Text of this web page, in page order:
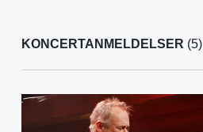
KONCERTANMELDELSER (5)